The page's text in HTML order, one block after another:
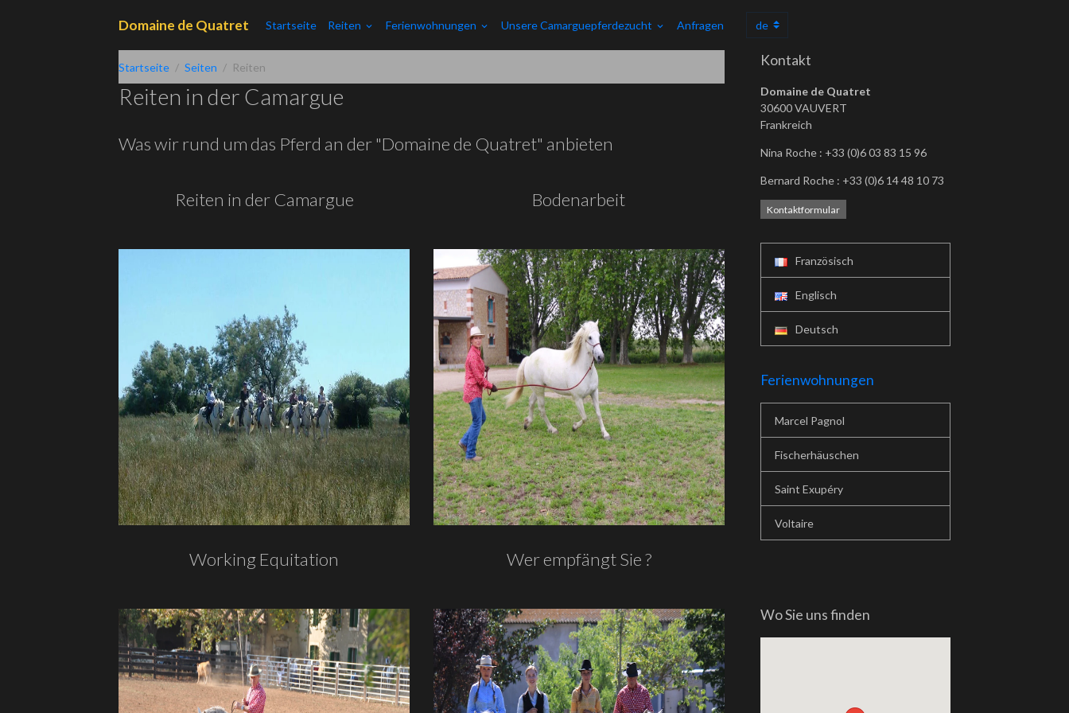
Domaine de Quatret Startseite Reiten Ferienwohnungen Unsere Camarguepferdezucht Anfragen
Startseite Seiten Reiten
Reiten in der Camargue
Was wir rund um das Pferd an der "Domaine de Quatret" anbieten
Reiten in der Camargue Bodenarbeit
Working Equitation Wer empfängt Sie ?
Kontakt
Domaine de Quatret
30600 VAUVERT
Frankreich
Nina Roche : +33 (0)6 03 83 15 96
Bernard Roche : +33 (0)6 14 48 10 73
Kontaktformular
Französisch
Englisch
Deutsch
Ferienwohnungen
Marcel Pagnol
Fischerhäuschen
Saint Exupéry
Voltaire
Wo Sie uns finden